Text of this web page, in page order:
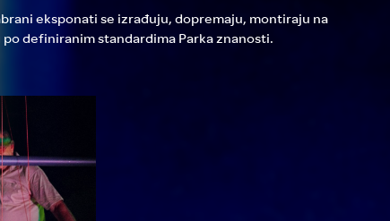
eksponati se izrađuju, dopremaju, montiraju na
definiranim standardima Parka znanosti.